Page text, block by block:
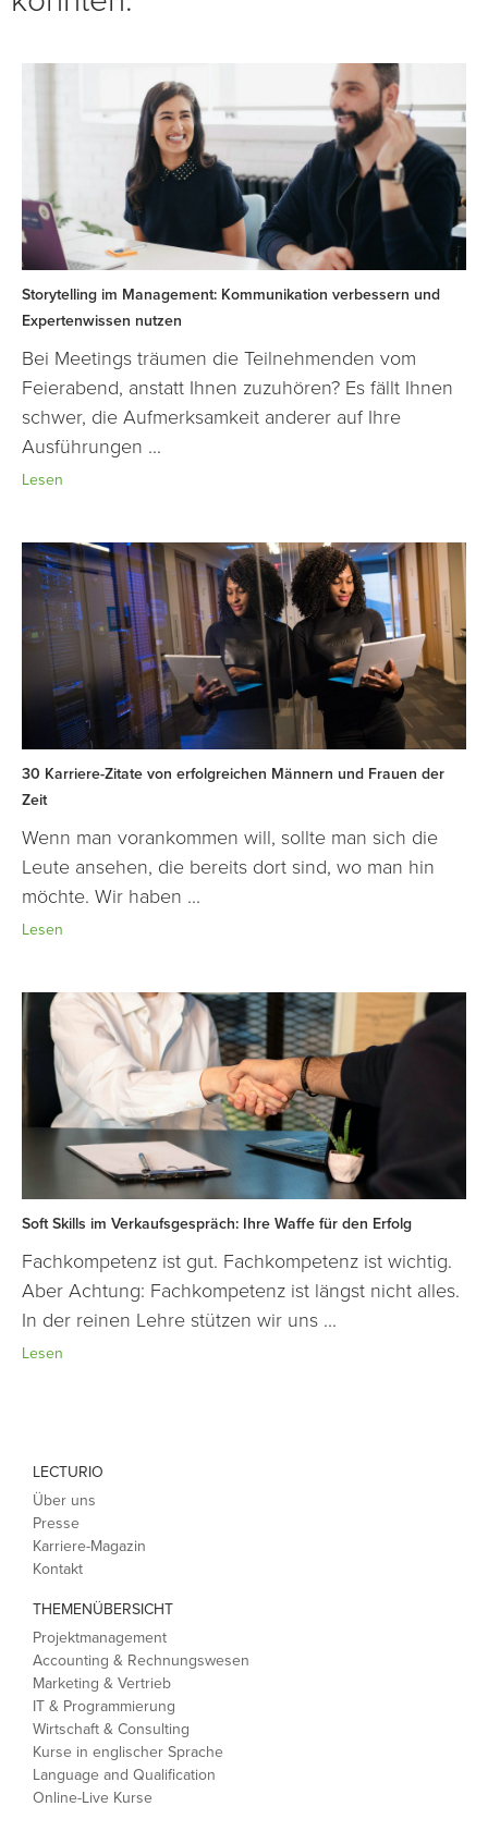
Storytelling im Management: Kommunikation verbessern und
Expertenwissen nutzen
Bei Meetings träumen die Teilnehmenden vom
Feierabend, anstatt Ihnen zuzuhören? Es fällt Ihnen
schwer, die Aufmerksamkeit anderer auf Ihre
Ausführungen ...
Lesen
30 Karriere-Zitate von erfolgreichen Männern und Frauen der
Zeit
Wenn man vorankommen will, sollte man sich die
Leute ansehen, die bereits dort sind, wo man hin
möchte. Wir haben ...
Lesen
Soft Skills im Verkaufsgespräch: Ihre Waffe für den Erfolg
Fachkompetenz ist gut. Fachkompetenz ist wichtig.
Aber Achtung: Fachkompetenz ist längst nicht alles.
In der reinen Lehre stützen wir uns ...
Lesen
LECTURIO
Über uns
Presse
Karriere-Magazin
Kontakt
THEMENÜBERSICHT
Projektmanagement
Accounting & Rechnungswesen
Marketing & Vertrieb
IT & Programmierung
Wirtschaft & Consulting
Kurse in englischer Sprache
Language and Qualification
Online-Live Kurse